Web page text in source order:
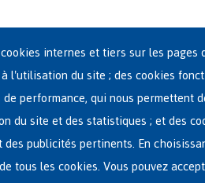
, 1000 Bruxelles
T : +32-(0)2-213 44 11 • F : +32-(0)2-213 44
disclaimer
Déclaration d'accessibilité
internes et tiers sur les pages
l'utilisation du site ; des cookies
performance, qui nous permettent
du site et des statistiques ; et des
publicités pertinents. En
tous les cookies. Vous pouvez